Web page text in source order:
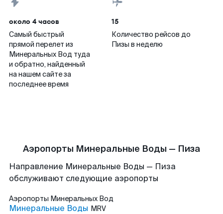
около 4 часов
Самый быстрый
прямой перелет из
Минеральных Вод туда
и обратно, найденный
на нашем сайте за
последнее время
15
Количество рейсов до
Пизы в неделю
Аэропорты Минеральные Воды — Пиза
Направление Минеральные Воды — Пиза
обслуживают следующие аэропорты
Аэропорты Минеральных Вод
Минеральные Воды MRV